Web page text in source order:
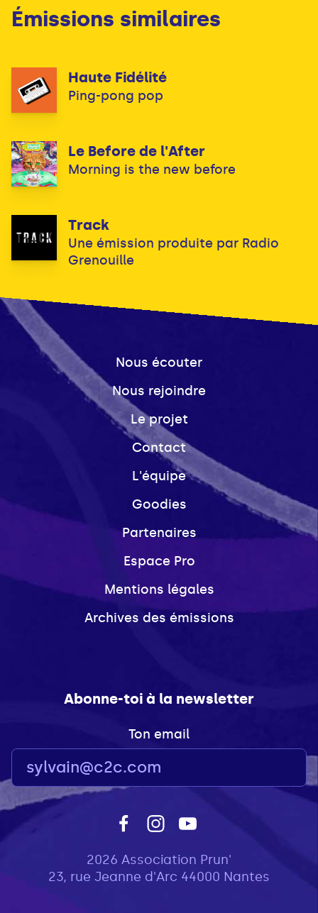
Émissions similaires
Haute Fidélité
Ping-pong pop
Le Before de l'After
Morning is the new before
Track
Une émission produite par Radio
Grenouille
Nous écouter
Nous rejoindre
Le projet
Contact
L'équipe
Goodies
Partenaires
Espace Pro
Mentions légales
Archives des émissions
Abonne-toi à la newsletter
Ton email
2026 Association Prun'
23, rue Jeanne d'Arc 44000 Nantes